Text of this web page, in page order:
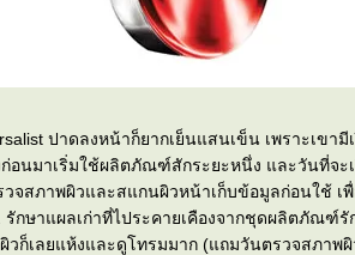
ปาดลงหน้าก็ยากเย็นแสนเข็น เพราะเขา
ภัณฑ์สักระยะหนึ่ง และวันที่จะเริ่มใช้ก็ต้องตื่นแต่เช้าไป
จสภาพผิวและสแกนผิวหน้าเก็บข้อมูลก่อนใช้ เ
มาก (แถมวันตรวจสภาพผิวก็นอนไม่พอติดต่อกัน